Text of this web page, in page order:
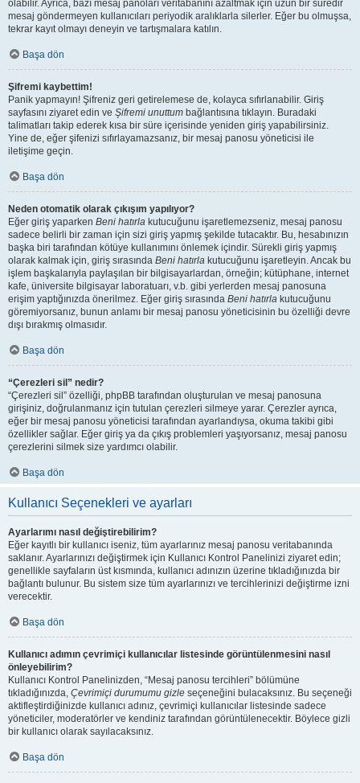
olabilir. Ayrıca, bazı mesaj panoları veritabanını azaltmak için uzun bir süredir
mesaj göndermeyen kullanıcıları periyodik aralıklarla silerler. Eğer bu olmuşsa,
tekrar kayıt olmayı deneyin ve tartışmalara katılın.
Başa dön
Şifremi kaybettim!
Panik yapmayın! Şifreniz geri getirelemese de, kolayca sıfırlanabilir. Giriş
sayfasını ziyaret edin ve Şifremi unuttum bağlantısına tıklayın. Buradaki
talimatları takip ederek kısa bir süre içerisinde yeniden giriş yapabilirsiniz.
Yine de, eğer şifenizi sıfırlayamazsanız, bir mesaj panosu yöneticisi ile
iletişime geçin.
Başa dön
Neden otomatik olarak çıkışım yapılıyor?
Eğer giriş yaparken Beni hatırla kutucuğunu işaretlemezseniz, mesaj panosu
sadece belirli bir zaman için sizi giriş yapmış şekilde tutacaktır. Bu, hesabınızın
başka biri tarafından kötüye kullanımını önlemek içindir. Sürekli giriş yapmış
olarak kalmak için, giriş sırasında Beni hatırla kutucuğunu işaretleyin. Ancak bu
işlem başkalarıyla paylaşılan bir bilgisayarlardan, örneğin; kütüphane, internet
kafe, üniversite bilgisayar laboratuarı, v.b. gibi yerlerden mesaj panosuna
erişim yaptığınızda önerilmez. Eğer giriş sırasında Beni hatırla kutucuğunu
göremiyorsanız, bunun anlamı bir mesaj panosu yöneticisinin bu özelliği devre
dışı bırakmış olmasıdır.
Başa dön
“Çerezleri sil” nedir?
“Çerezleri sil” özelliği, phpBB tarafından oluşturulan ve mesaj panosuna
girişiniz, doğrulanmanız için tutulan çerezleri silmeye yarar. Çerezler ayrıca,
eğer bir mesaj panosu yöneticisi tarafından ayarlandıysa, okuma takibi gibi
özellikler sağlar. Eğer giriş ya da çıkış problemleri yaşıyorsanız, mesaj panosu
çerezlerini silmek size yardımcı olabilir.
Başa dön
Kullanıcı Seçenekleri ve ayarları
Ayarlarımı nasıl değiştirebilirim?
Eğer kayıtlı bir kullanıcı iseniz, tüm ayarlarınız mesaj panosu veritabanında
saklanır. Ayarlarınızı değiştirmek için Kullanıcı Kontrol Panelinizi ziyaret edin;
genellikle sayfaların üst kısmında, kullanıcı adınızın üzerine tıkladığınızda bir
bağlantı bulunur. Bu sistem size tüm ayarlarınızı ve tercihlerinizi değiştirme izni
verecektir.
Başa dön
Kullanıcı adımın çevrimiçi kullanıcılar listesinde görüntülenmesini nasıl
önleyebilirim?
Kullanıcı Kontrol Panelinizden, “Mesaj panosu tercihleri” bölümüne
tıkladığınızda, Çevrimiçi durumumu gizle seçeneğini bulacaksınız. Bu seçeneği
aktifleştirdiğinizde kullanıcı adınız, çevrimiçi kullanıcılar listesinde sadece
yöneticiler, moderatörler ve kendiniz tarafından görüntülenecektir. Böylece gizli
bir kullanıcı olarak sayılacaksınız.
Başa dön